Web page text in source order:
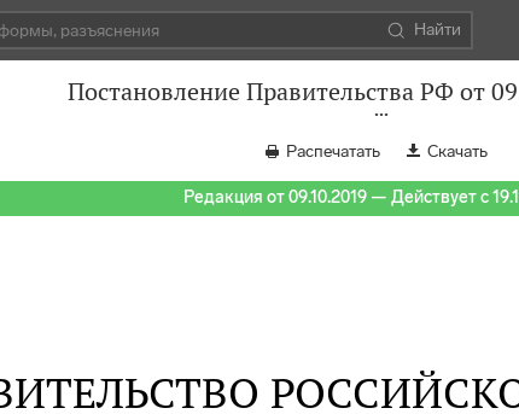
Найти
Постановление Правительства РФ от
Распечатать Скачать
Редакция от 09.10.2019 — Действует с